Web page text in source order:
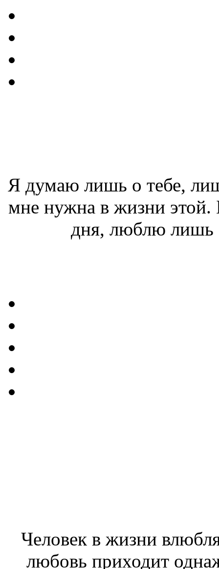
Я думаю лишь о тебе,
мне нужна в жизни этой.
дня, люблю лишь
Человек в жизни
любовь приходит